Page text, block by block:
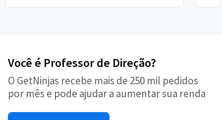
Você é Professor de Direção?
O GetNinjas recebe mais de 250 mil pedidos
por mês e pode ajudar a aumentar sua renda